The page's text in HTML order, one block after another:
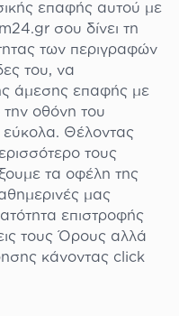
επαφής αυτού με
σου δίνει τη
των περιγραφών
του, να
άμεσης επαφής με
την οθόνη του
εύκολα. Θέλοντας
τους
τα οφέλη της
μας
επιστροφής
τους Όρους αλλά
κάνοντας click